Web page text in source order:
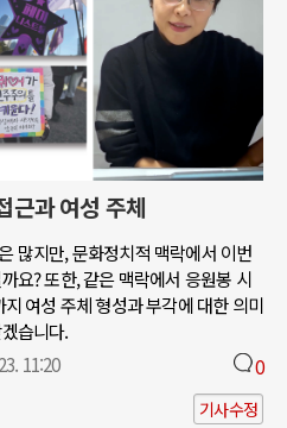
근과 여성 주체
많지만, 문화정치적 맥락에서 이번
요? 또한, 같은 맥락에서 응원봉 시
여성 주체 형성과 부각에 대한 의미
습니다.
11:20 0
기사수정